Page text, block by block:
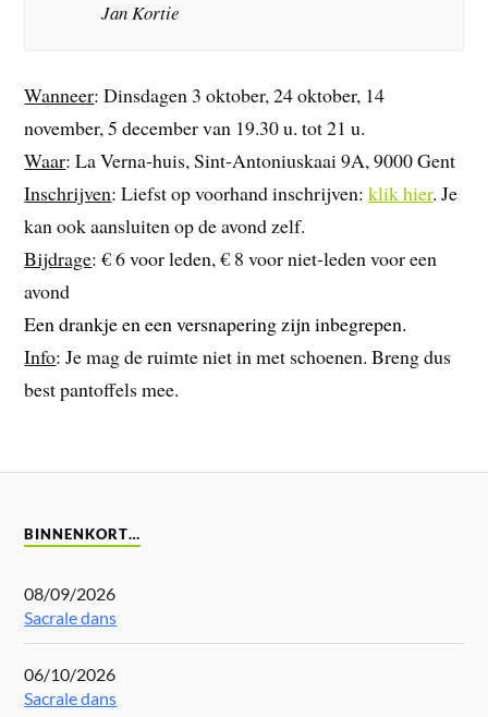
Jan Kortie
Wanneer: Dinsdagen 3 oktober, 24 oktober, 14
november, 5 december van 19.30 u. tot 21 u.
Waar: La Verna-huis, Sint-Antoniuskaai 9A, 9000 Gent
Inschrijven: Liefst op voorhand inschrijven:klik hier. Je
kan ook aansluiten op de avond zelf.
Bijdrage: € 6 voor leden, € 8 voor niet-leden voor een
avond
Een drankje en een versnapering zijn inbegrepen.
Info: Je mag de ruimte niet in met schoenen. Breng dus
best pantoffels mee.
BINNENKORT…
08/09/2026
Sacrale dans
06/10/2026
Sacrale dans